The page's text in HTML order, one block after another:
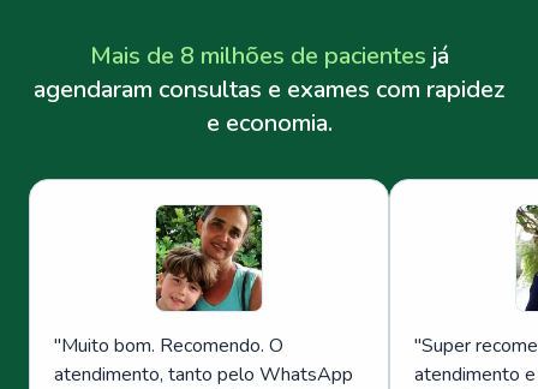
Mais de 8 milhões de pacientes já
agendaram consultas e exames com rapidez
e economia.
"Muito bom. Recomendo. O
atendimento, tanto pelo WhatsApp
"Super
atendimento